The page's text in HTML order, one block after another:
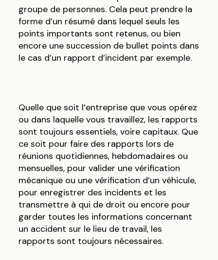
groupe de personnes. Cela peut prendre la
forme d’un résumé dans lequel seuls les
points importants sont retenus, ou bien
encore une succession de bullet points dans
le cas d’un rapport d’incident par exemple.
Quelle que soit l’entreprise que vous opérez
ou dans laquelle vous travaillez, les rapports
sont toujours essentiels, voire capitaux. Que
ce soit pour faire des rapports lors de
réunions quotidiennes, hebdomadaires ou
mensuelles, pour valider une vérification
mécanique ou une vérification d’un véhicule,
pour enregistrer des incidents et les
transmettre à qui de droit ou encore pour
garder toutes les informations concernant
un accident sur le lieu de travail, les
rapports sont toujours nécessaires.